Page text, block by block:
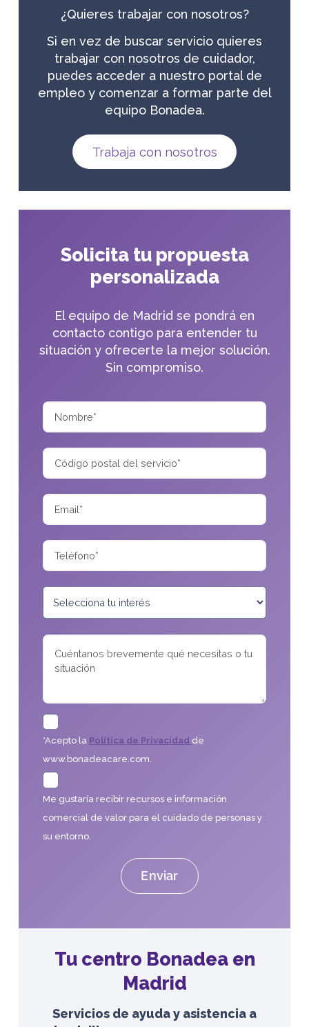
¿Quieres trabajar con nosotros?
Si en vez de buscar servicio quieres
trabajar con nosotros de cuidador,
puedes acceder a nuestro portal de
empleo y comenzar a formar parte del
equipo Bonadea.
Trabaja con nosotros
Tu centro Bonadea en
Madrid
Servicios de ayuda y asistencia a
Solicita tu propuesta
personalizada
El equipo de Madrid se pondrá en
contacto contigo para entender tu
situación y ofrecerte la mejor solución.
Sin compromiso.
*Acepto la Política de Privacidad de
www.bonadeacare.com.
Me gustaría recibir recursos e información
comercial de valor para el cuidado de personas y
su entorno.